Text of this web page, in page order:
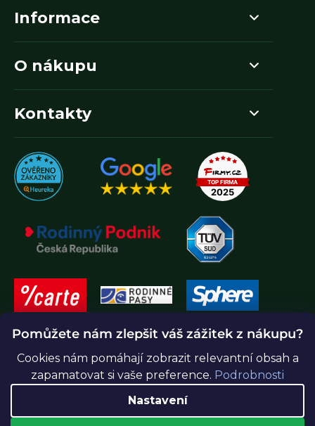
Pomůžete nám zlepšit váš zážitek z nákupu?
Cookies nám pomáhají zobrazit relevantní obsah a
zapamatovat si vaše preference. Podrobnosti
Nastavení
Informace
O nákupu
Kontakty